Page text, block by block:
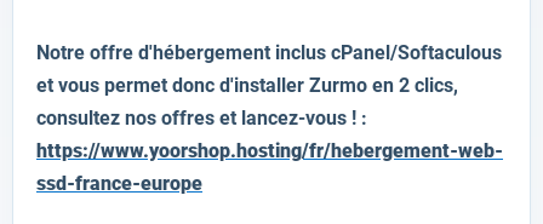
Notre offre d'hébergement inclus cPanel/Softaculous
et vous permet donc d'installer Zurmo en 2 clics,
consultez nos offres et lancez-vous ! :
https://www.yoorshop.hosting/fr/hebergement-web-
ssd-france-europe